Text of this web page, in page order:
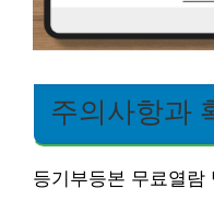
주의사항과
등기부등본 무료열람